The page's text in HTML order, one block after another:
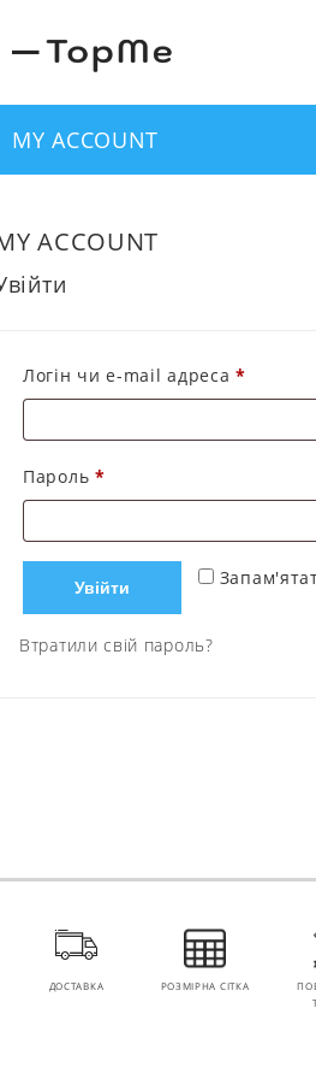
MY ACCOUNT
ACCOUNT
Логін чи e-mail адреса*
Пароль *Обов’язкове
Увійти
Втратили свій пароль?
ДОСТАВКА РОЗМІРНА СІТКА